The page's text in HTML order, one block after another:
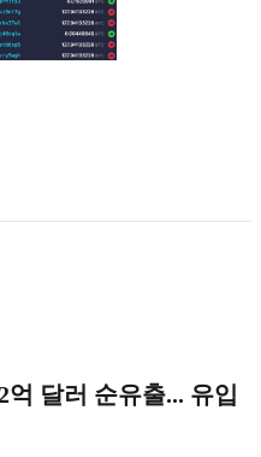
억 달러 순유출... 유입